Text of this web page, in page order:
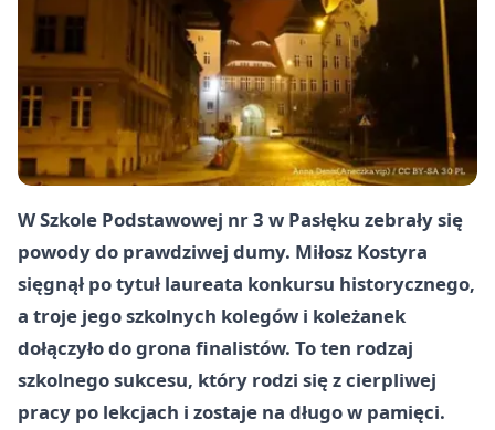
W Szkole Podstawowej nr 3 w Pasłęku zebrały się
powody do prawdziwej dumy. Miłosz Kostyra
sięgnął po tytuł laureata konkursu historycznego,
a troje jego szkolnych kolegów i koleżanek
dołączyło do grona finalistów. To ten rodzaj
szkolnego sukcesu, który rodzi się z cierpliwej
pracy po lekcjach i zostaje na długo w pamięci.